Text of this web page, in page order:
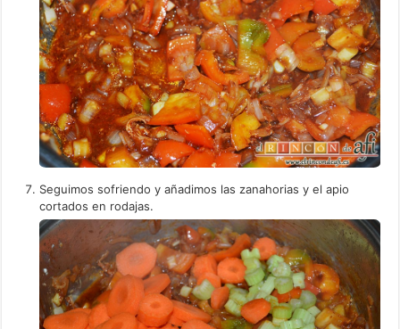
Seguimos sofriendo y añadimos las zanahorias y el apio
cortados en rodajas.